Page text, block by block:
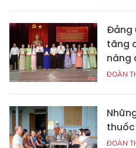
Đảng
tăng
nâng
ĐOÀN
thuốc
ĐOÀN